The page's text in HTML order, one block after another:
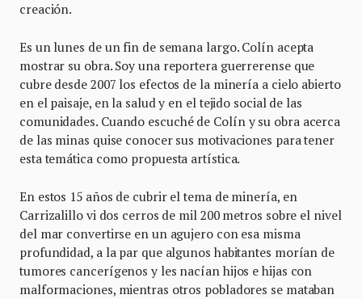
creación.
Es un lunes de un fin de semana largo. Colín acepta
mostrar su obra. Soy una reportera guerrerense que
cubre desde 2007 los efectos de la minería a cielo abierto
en el paisaje, en la salud y en el tejido social de las
comunidades. Cuando escuché de Colín y su obra acerca
de las minas quise conocer sus motivaciones para tener
esta temática como propuesta artística.
En estos 15 años de cubrir el tema de minería, en
Carrizalillo vi dos cerros de mil 200 metros sobre el nivel
del mar convertirse en un agujero con esa misma
profundidad, a la par que algunos habitantes morían de
tumores cancerígenos y les nacían hijos e hijas con
malformaciones, mientras otros pobladores se mataban